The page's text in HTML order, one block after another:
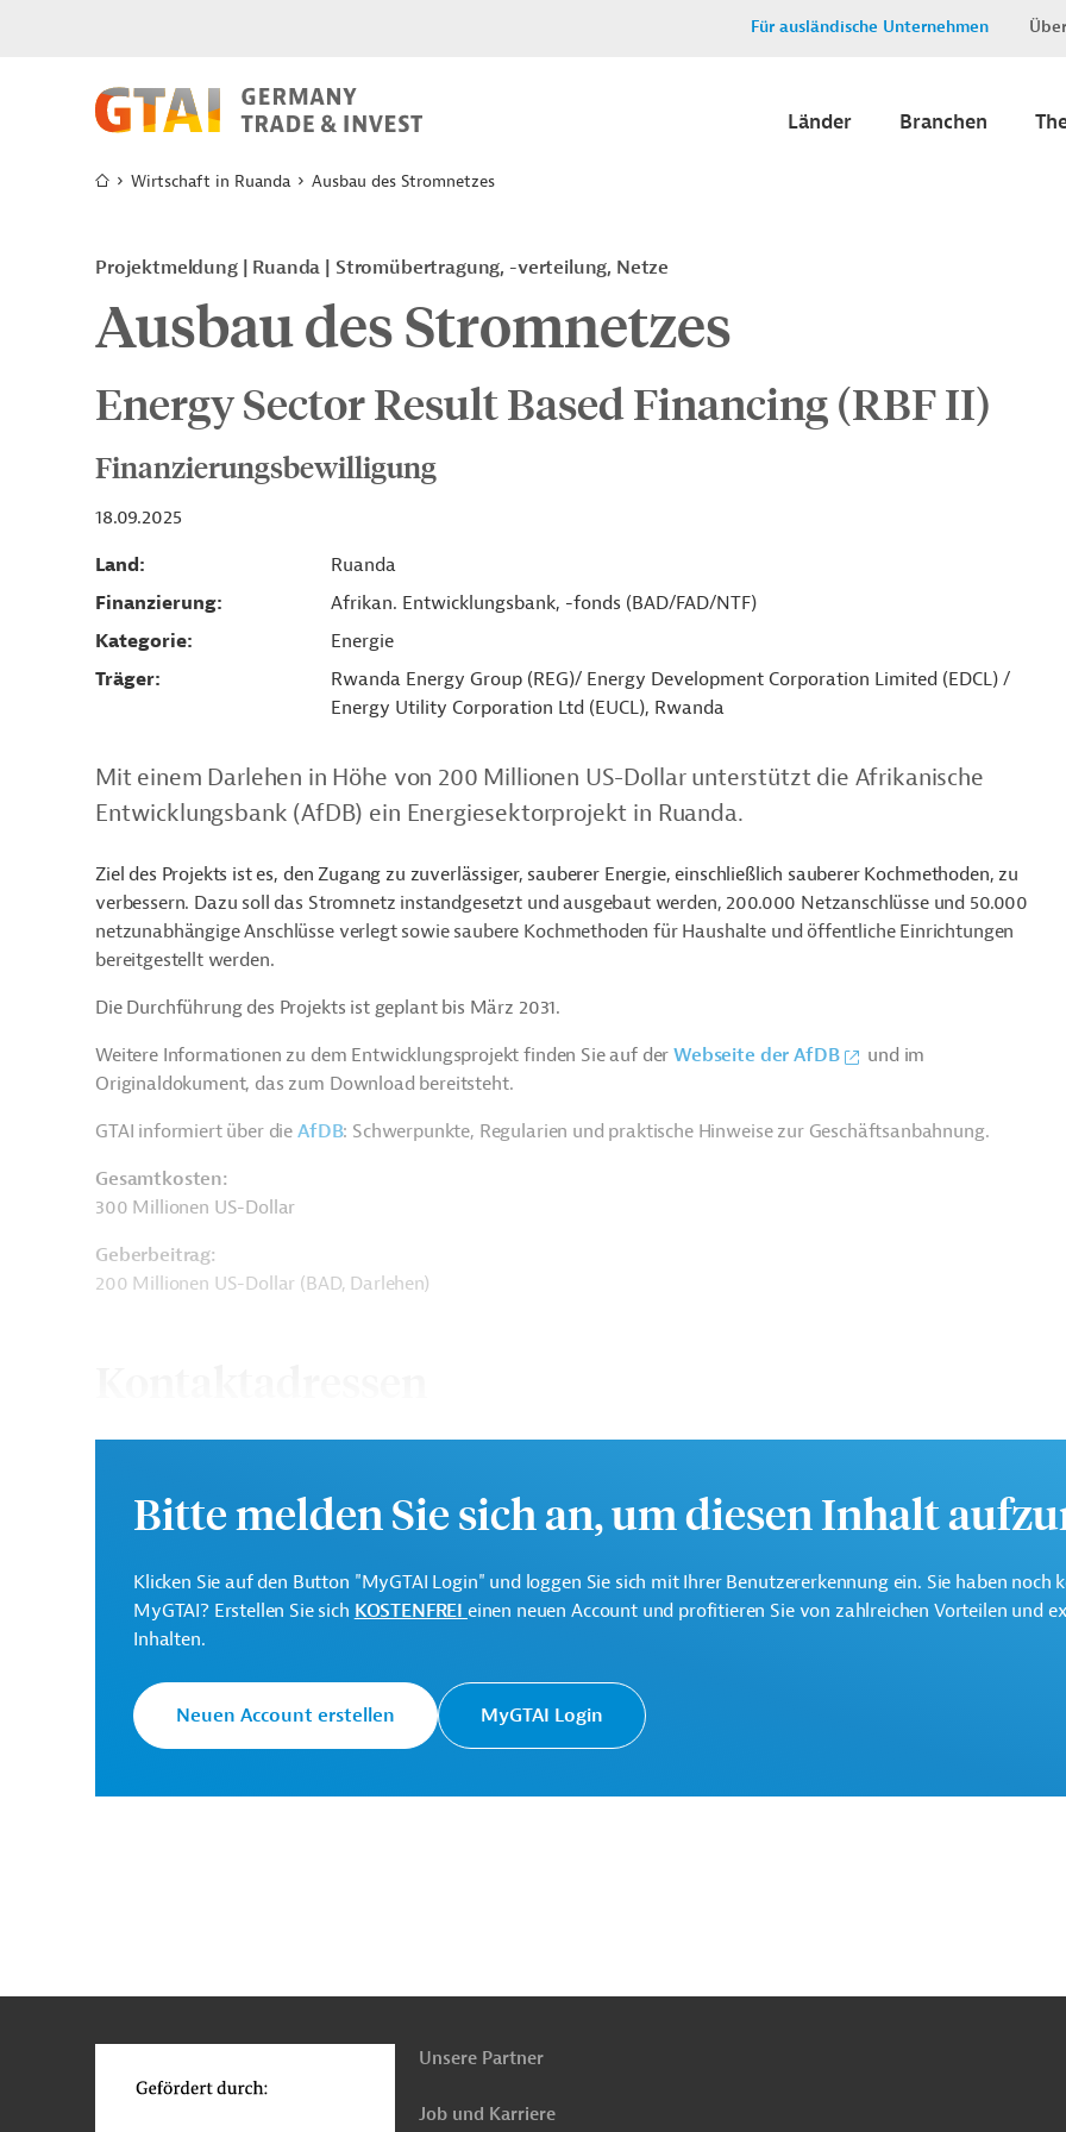
Für ausländische Unternehmen
Länder Branchen
Wirtschaft in Ruanda Ausbau des Stromnetzes
Projektmeldung Ruanda Stromübertragung, -verteilung, Netze
Ausbau des Stromnetzes
Energy Sector Result Based Financing (RBF II)
Finanzierungsbewilligung
18.09.2025
Land
Ruanda
Finanzierung
Afrikan. Entwicklungsbank, -fonds (BAD/FAD/NTF)
Kategorie
Energie
Träger
Rwanda Energy Group (REG)/ Energy Development Corporation Limited (EDCL) /
Energy Utility Corporation Ltd (EUCL), Rwanda
Mit einem Darlehen in Höhe von 200 Millionen US-Dollar unterstützt die Afrikanische
Entwicklungsbank (AfDB) ein Energiesektorprojekt in Ruanda.
Ziel des Projekts ist es, den Zugang zu zuverlässiger, sauberer Energie, einschließlich sauberer Kochmethoden, zu
verbessern. Dazu soll das Stromnetz instandgesetzt und ausgebaut werden, 200.000 Netzanschlüsse und 50.000
netzunabhängige Anschlüsse verlegt sowie saubere Kochmethoden für Haushalte und öffentliche Einrichtungen
bereitgestellt werden.
Die Durchführung des Projekts ist geplant bis März 2031.
Weitere Informationen zu dem Entwicklungsprojekt finden Sie auf derWebseite der AfDB
und im
Originaldokument, das zum Download bereitsteht.
GTAI informiert über die AfDB: Schwerpunkte, Regularien und praktische Hinweise zur Geschäftsanbahnung.
Gesamtkosten:
300 Millionen US-Dollar
Geberbeitrag:
200 Millionen US-Dollar (BAD, Darlehen)
Afrikanische
Förderung eines nachhaltigen Wirtschaftswachstums ein.
(REG)
Originaldokument:
Stromübertragung, -verteilung, Netze
Bitte melden Sie sich an, um diesen Inhalt
Klicken Sie auf den Button "MyGTAI Login" und loggen Sie sich mit Ihrer Benutzererkennung ein. Sie haben noch
MyGTAI? Erstellen Sie sich KOSTENFREI einen neuen Account und profitieren Sie von zahlreichen Vorteilen und
Inhalten.
Neuen Account erstellen MyGTAI Login
oben
Unsere Partner
Job und Karriere